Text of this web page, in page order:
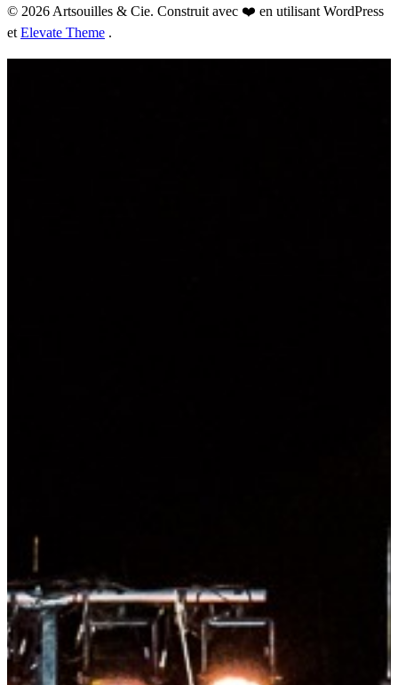
© 2026 Artsouilles & Cie. Construit avec ❤️ en utilisant WordPress
et Elevate Theme .